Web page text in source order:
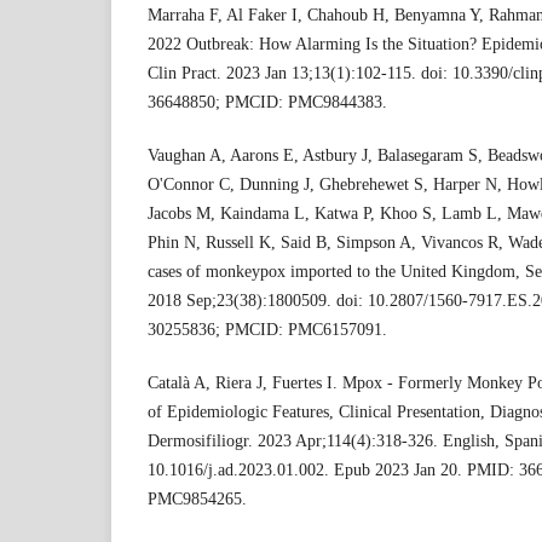
Marraha F, Al Faker I, Chahoub H, Benyamna Y,
2022 Outbreak: How Alarming Is the Situation?
Clin Pract. 2023 Jan 13;13(1):102-115. doi: 10.3390/
36648850; PMCID: PMC9844383.
Vaughan A, Aarons E, Astbury J, Balasegaram S,
O'Connor C, Dunning J, Ghebrehewet S, Harper N,
Jacobs M, Kaindama L, Katwa P, Khoo S, Lamb L,
Phin N, Russell K, Said B, Simpson A, Vivancos R,
cases of monkeypox imported to the United Kingdom,
2018 Sep;23(38):1800509. doi: 10.2807/1560-
30255836; PMCID: PMC6157091.
Català A, Riera J, Fuertes I. Mpox - Formerly Monkey
of Epidemiologic Features, Clinical Presentation,
Dermosifiliogr. 2023 Apr;114(4):318-326. English,
10.1016/j.ad.2023.01.002. Epub 2023 Jan 20. PMID:
PMC9854265.